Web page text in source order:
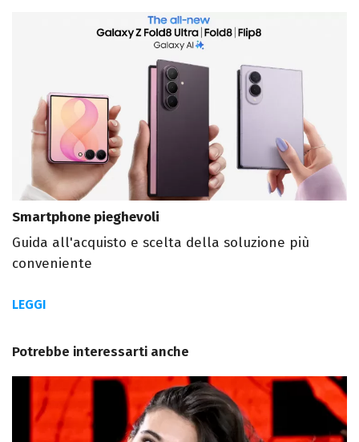
Smartphone pieghevoli
Guida all'acquisto e scelta della soluzione più
conveniente
LEGGI
Potrebbe interessarti anche